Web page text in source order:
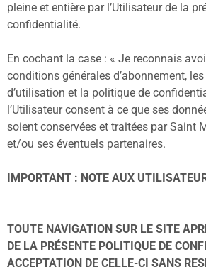
pleine et entière par l’Utilisateur de la
confidentialité.
En cochant la case : « Je reconnais
conditions générales d’abonnement,
d’utilisation et la politique de
l’Utilisateur consent à ce que ses
soient conservées et traitées par Saint
et/ou ses éventuels partenaires.
IMPORTANT : NOTE AUX
TOUTE NAVIGATION SUR LE SITE
DE LA PRÉSENTE POLITIQUE DE
ACCEPTATION DE CELLE-CI SANS